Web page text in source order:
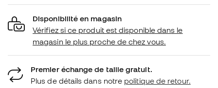
Disponibilité en magasin
Vérifiez si ce produit est disponible dans le
magasin le plus proche de chez vous.
Premier échange de taille gratuit.
Plus de détails dans notre politique de retour.